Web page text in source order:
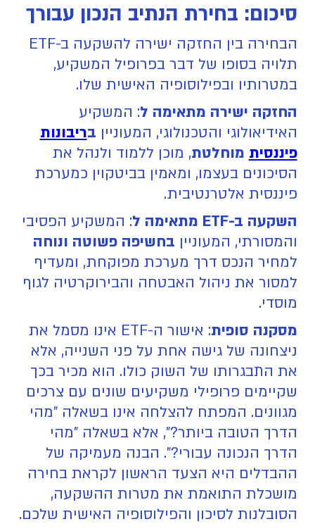
סיכום: בחירת הנתיב הנכון עבורך
הבחירה בין החזקה ישירה להשקעה ב-ETF
תלויה בסופו של דבר בפרופיל המשקיע,
במטרותיו ובפילוסופיה האישית שלו.
החזקה ישירה מתאימה ל: המשקיע
האידיאולוגי והטכנולוגי, המעוניין בריבונות
פיננסית מוחלטת, מוכן ללמוד ולנהל את
הסיכונים בעצמו, ומאמין בביטקוין כמערכת
פיננסית אלטרנטיבית.
השקעה ב-ETF מתאימה ל
: המשקיע הפסיבי
והמסורתי, המעוניין בחשיפה פשוטה ונוחה
למחיר הנכס דרך מערכת מפוקחת, ומעדיף
למסור את ניהול האבטחה והבירוקרטיה לגוף
מוסדי.
מסקנה סופית
: אישור ה-ETF אינו מסמל את
ניצחונה של גישה אחת על פני השנייה, אלא
את התבגרותו של השוק כולו. הוא מכיר בכך
שקיימים פרופילי משקיעים שונים עם צרכים
מגוונים. המפתח להצלחה אינו בשאלה "מהי
הדרך הטובה ביותר?", אלא בשאלה "מהי
הדרך הנכונה עבורי?". הבנה מעמיקה של
ההבדלים היא הצעד הראשון לקראת בחירה
מושכלת התואמת את מטרות ההשקעה,
הסובלנות לסיכון והפילוסופיה האישית שלכם.